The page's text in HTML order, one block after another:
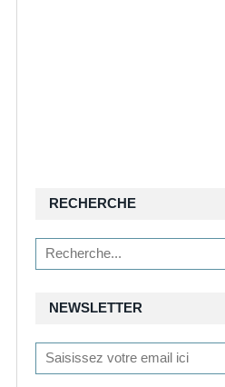
NEWSLETTER
RECHERCHE